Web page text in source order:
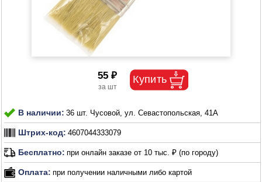
55 ₽
В наличии: 36 шт. Чусовой, ул. Севастопольская, 41А
Штрих-код: 4607044333079
Бесплатно: при онлайн заказе от 10 тыс. ₽ (по городу)
Оплата: при получении наличными либо картой